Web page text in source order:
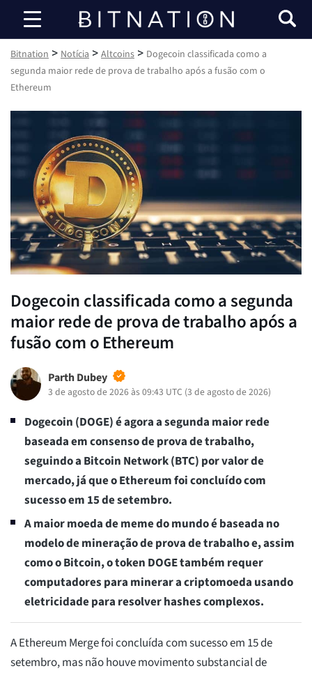
Bitnation
Bitnation > Notícia > Altcoins > Dogecoin classificada como a
segunda maior rede de prova de trabalho após a fusão com o
Ethereum
Dogecoin classificada como a segunda
maior rede de prova de trabalho após a
fusão com o Ethereum
Parth Dubey
3 de agosto de 2026 às 09:43 UTC (3 de agosto de 2026)
Dogecoin (DOGE) é agora a segunda maior rede
baseada em consenso de prova de trabalho,
seguindo a Bitcoin Network (BTC) por valor de
mercado, já que o Ethereum foi concluído com
sucesso em 15 de setembro.
A maior moeda de meme do mundo é baseada no
modelo de mineração de prova de trabalho e, assim
como o Bitcoin, o token DOGE também requer
computadores para minerar a criptomoeda usando
eletricidade para resolver hashes complexos.
A Ethereum Merge foi concluída com sucesso em 15 de
setembro, mas não houve movimento substancial de